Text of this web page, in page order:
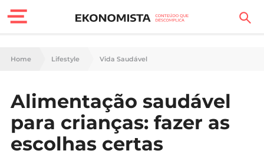
Finanças Pessoais
Carreira
Casa
Home Lifestyle Vida Saudável
Alimentação saudável
para crianças: fazer as
escolhas certas